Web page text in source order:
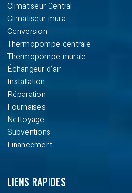
Climatiseur Central
Climatiseur mural
Conversion
Thermopompe centrale
Thermopompe murale
Échangeur d'air
Installation
Réparation
Fournaises
Nettoyage
Subventions
Financement
LIENS RAPIDES